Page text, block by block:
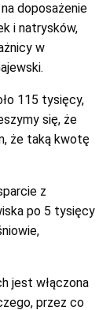
doposażenie
i natrysków,
w
115 tysięcy,
się, że
że taką kwotę
z
po 5 tysięcy
jest włączona
przez co